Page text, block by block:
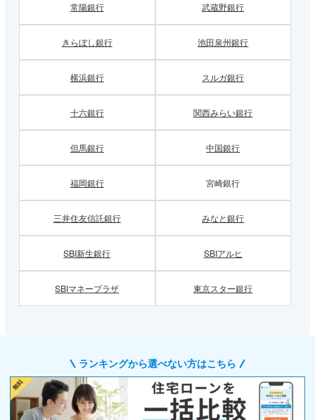
常陽銀行 武蔵野銀行
きらぼし銀行 池田泉州銀行
横浜銀行 スルガ銀行
十六銀行 関西みらい銀行
但馬銀行 中国銀行
福岡銀行 宮崎銀行
三井住友信託銀行 みなと銀行
SBI新生銀行 SBIアルヒ
SBIマネープラザ 東京スター銀行
ランキングから選べない方はこちら